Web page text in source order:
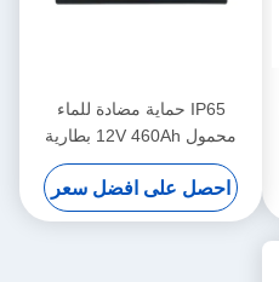
IP65 حماية مضادة للماء
محمول 12V 460Ah بطارية
LiFePo4 طويلة العمر للمشروع
احصل على افضل سعر